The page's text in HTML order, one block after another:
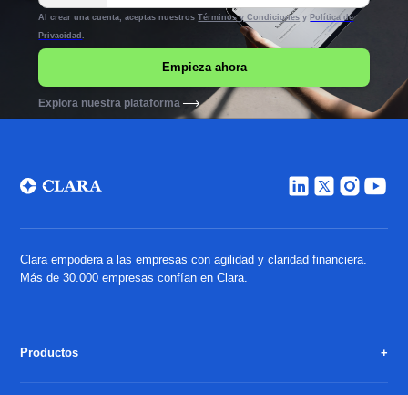
Al crear una cuenta, aceptas nuestrosTérminos y Condiciones y Política de
Privacidad.
Explora nuestra plataforma
Clara empodera a las empresas con agilidad y claridad financiera.
Más de 30.000 empresas confían en Clara.
Productos